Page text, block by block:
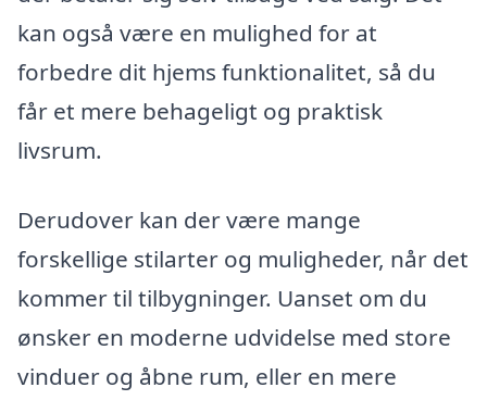
kan også være en mulighed for at
forbedre dit hjems funktionalitet, så du
får et mere behageligt og praktisk
livsrum.
Derudover kan der være mange
forskellige stilarter og muligheder, når det
kommer til tilbygninger. Uanset om du
ønsker en moderne udvidelse med store
vinduer og åbne rum, eller en mere